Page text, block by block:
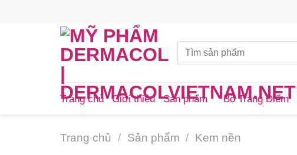
Trang chủ Giới thiệu Sản phẩm Bộ Trang Điểm
Trang chủ / Sản phẩm / Kem nền